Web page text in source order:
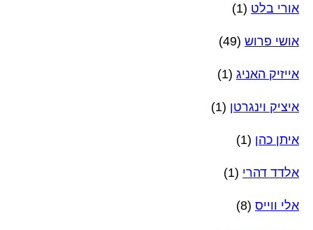
אורי בלט (1)
אושי פרוש (49)
אייזיק האניג (1)
איציק וינגרטן (1)
איתן כהן (1)
אלדד דהרי (1)
אלי ווייס (8)